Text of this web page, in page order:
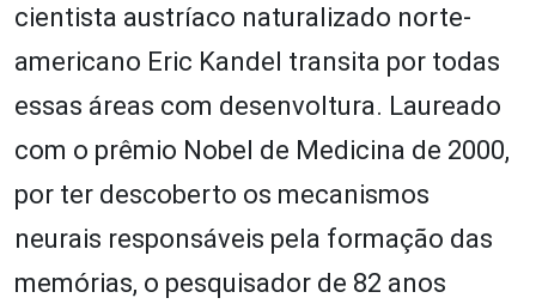
cientista austríaco naturalizado norte-
americano Eric Kandel transita por todas
essas áreas com desenvoltura. Laureado
com o prêmio Nobel de Medicina de 2000,
por ter descoberto os mecanismos
neurais responsáveis pela formação das
memórias, o pesquisador de 82 anos